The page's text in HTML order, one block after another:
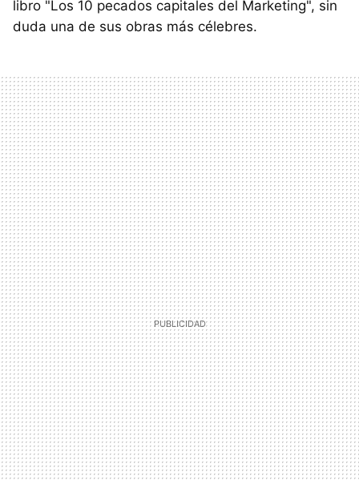
libro "Los 10 pecados capitales del Marketing", sin
duda una de sus obras más célebres.